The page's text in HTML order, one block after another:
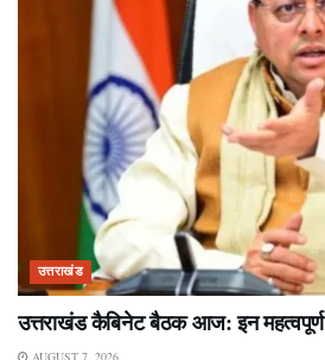
उत्तराखंड
उत्तराखंड कैबिनेट बैठक आज: इन महत्वपूर्ण
AUGUST 7, 2026